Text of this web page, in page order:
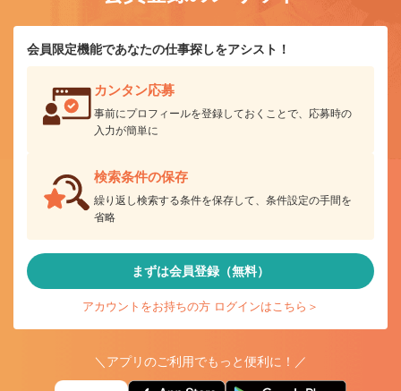
会員限定機能であなたの仕事探しをアシスト！
カンタン応募
事前にプロフィールを登録しておくことで、応募時の
入力が簡単に
検索条件の保存
繰り返し検索する条件を保存して、条件設定の手間を
省略
まずは会員登録（無料）
アカウントをお持ちの方 ログインはこちら＞
＼アプリのご利用でもっと便利に！／